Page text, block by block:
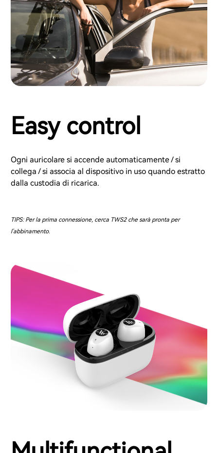
Easy control
Ogni auricolare si accende automaticamente / si
collega / si associa al dispositivo in uso quando estratto
dalla custodia di ricarica.
TIPS: Per la prima connessione, cerca TWS2 che sarà pronta per
l'abbinamento.